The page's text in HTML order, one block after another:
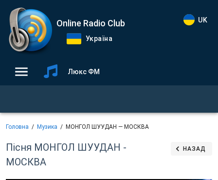
Online Radio Club
Україна
UK
Люкс ФМ
Головна Музика МОНГОЛ ШУУДАН — МОСКВА
Пісня МОНГОЛ ШУУДАН -
МОСКВА
НАЗАД